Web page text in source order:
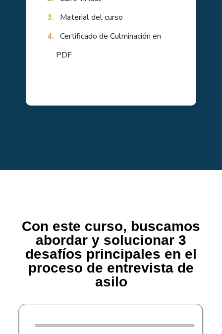
Material del curso
Certificado de Culminación en
PDF
Con este curso, buscamos
abordar y solucionar 3
desafíos principales en el
proceso de entrevista de
asilo